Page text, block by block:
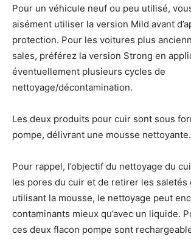
Pour un véhicule neuf ou peu utilisé,
aisément utiliser la version Mild avant
protection. Pour les voitures plus
sales, préférez la version Strong en
éventuellement plusieurs cycles de
nettoyage/décontamination.
Les deux produits pour cuir sont sous
pompe, délivrant une mousse nettoyante.
Pour rappel, l’objectif du nettoyage du
les pores du cuir et de retirer les saletés
utilisant la mousse, le nettoyage peut
contaminants mieux qu’avec un liquide.
ces deux flacon pompe sont